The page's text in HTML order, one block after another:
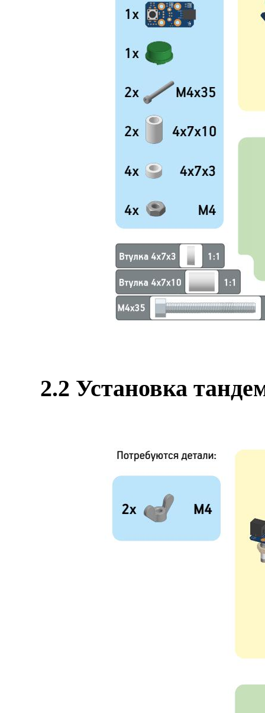
2.2 Установка